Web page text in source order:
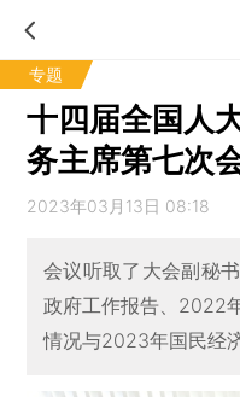
专题
十四届全国人
务主席第七次
2023年03月13日 08:18
会议听取了大会副秘
政府工作报告、2022
情况与2023年国民经